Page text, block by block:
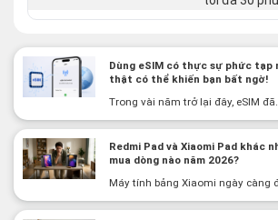
Dùng eSIM có thực sự phức tạp
thật có thể khiến bạn bất ngờ!
Trong vài năm trở lại đây, eSIM đã...
Redmi Pad và Xiaomi Pad khác
mua dòng nào năm 2026?
Máy tính bảng Xiaomi ngày càng